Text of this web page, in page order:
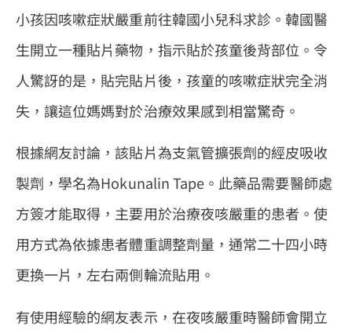
小孩因咳嗽症狀嚴重前往韓國小兒科求診。韓國醫
生開立一種貼片藥物，指示貼於孩童後背部位。令
人驚訝的是，貼完貼片後，孩童的咳嗽症狀完全消
失，讓這位媽媽對於治療效果感到相當驚奇。
根據網友討論，該貼片為支氣管擴張劑的經皮吸收
製劑，學名為Hokunalin Tape。此藥品需要醫師處
方簽才能取得，主要用於治療夜咳嚴重的患者。使
用方式為依據患者體重調整劑量，通常二十四小時
更換一片，左右兩側輪流貼用。
有使用經驗的網友表示，在夜咳嚴重時醫師會開立